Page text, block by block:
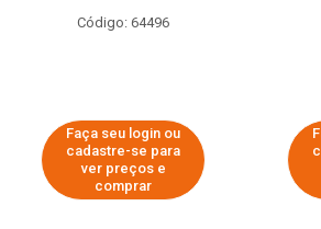
Código: 64496
Faça seu login ou
cadastre-se para
ver preços e
comprar